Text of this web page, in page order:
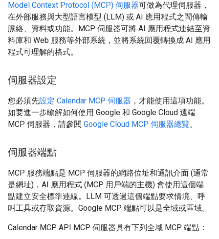
Model Context Protocol (MCP) 伺服器可做為代理伺服器，
在外部服務與大型語言模型 (LLM) 或 AI 應用程式之間傳輸
脈絡、資料或功能。MCP 伺服器可將 AI 應用程式連結至資
料庫和 Web 服務等外部系統，並將系統回覆轉換成 AI 應用
程式可理解的格式。
伺服器設定
您必須先設定 Calendar MCP 伺服器 ，才能使用這項功能。
如要進一步瞭解如何使用 Google 和 Google Cloud 遠端
MCP 伺服器，請參閱 Google Cloud MCP 伺服器總覽。
伺服器端點
MCP 服務端點是 MCP 伺服器的網路位址和通訊介面 (通常
是網址)，AI 應用程式 (MCP 用戶端的主機) 會使用這個端
點建立安全標準連線。LLM 可透過這個端點要求情境、呼
叫工具或存取資源。Google MCP 端點可以是全域或區域。
Calendar MCP API MCP 伺服器具有下列全域 MCP 端點：